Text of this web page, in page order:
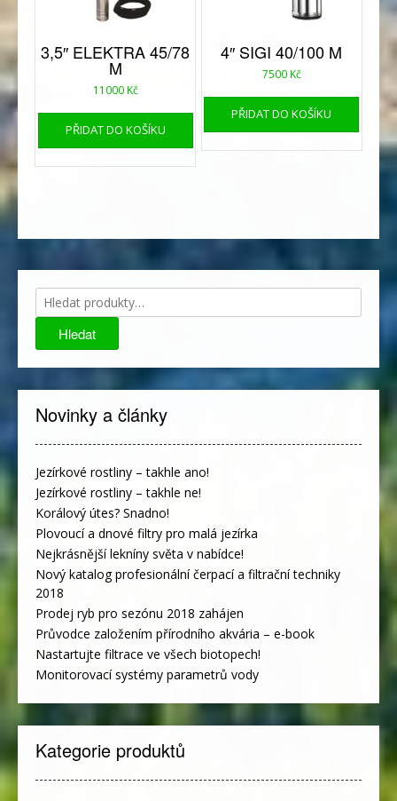
3,5″ ELEKTRA 45/78
M
11000 Kč
PŘIDAT DO KOŠÍKU
4″ SIGI 40/100 M
7500 Kč
PŘIDAT DO KOŠÍKU
Hledat:
Hledat
Novinky a články
Jezírkové rostliny – takhle ano!
Jezírkové rostliny – takhle ne!
Korálový útes? Snadno!
Plovoucí a dnové filtry pro malá jezírka
Nejkrásnější lekníny světa v nabídce!
Nový katalog profesionální čerpací a filtrační techniky
2018
Prodej ryb pro sezónu 2018 zahájen
Průvodce založením přírodního akvária – e-book
Nastartujte filtrace ve všech biotopech!
Monitorovací systémy parametrů vody
Kategorie produktů